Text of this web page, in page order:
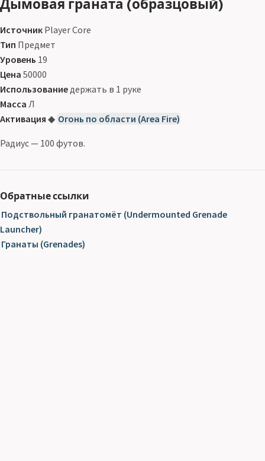
Дымовая граната (образцовый)
Источник Player Core
Тип Предмет
Уровень 19
Цена 50000
Использование держать в 1 руке
Масса Л
Активация ◆ Огонь по области (Area Fire)
Радиус — 100 футов.
Обратные ссылки
Подствольный гранатомёт (Undermounted Grenade
Launcher)
Гранаты (Grenades)